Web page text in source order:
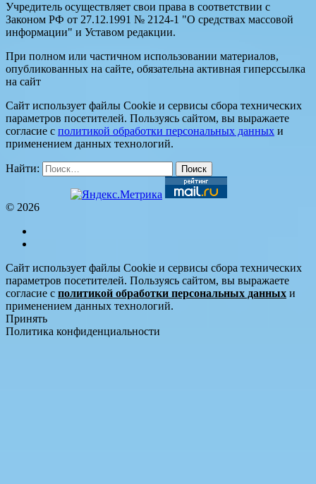
Учредитель осуществляет свои права в соответствии с
Законом РФ от 27.12.1991 № 2124-1 "О средствах массовой
информации" и Уставом редакции.
При полном или частичном использовании материалов,
опубликованных на сайте, обязательна активная гиперссылка
на сайт
Сайт использует файлы Cookie и сервисы сбора технических
параметров посетителей. Пользуясь сайтом, вы выражаете
согласие с политикой обработки персональных данных и
применением данных технологий.
Найти:
© 2026
Сайт использует файлы Cookie и сервисы сбора технических
параметров посетителей. Пользуясь сайтом, вы выражаете
согласие с политикой обработки персональных данных и
применением данных технологий.
Принять
Политика конфиденциальности